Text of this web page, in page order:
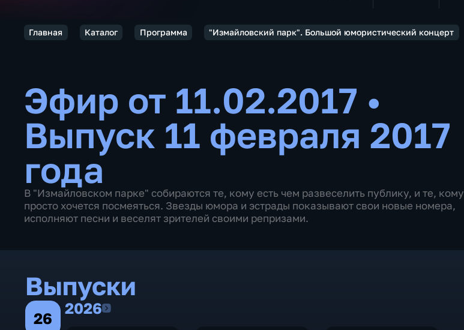
Главная Каталог Программа "Измайловский парк". Большой юмористический концерт
Эфир от 11.02.2017 •
Выпуск 11 февраля 2017
года
В "Измайловском парке" собираются те, кому есть чем развеселить публику, и те, кому
просто хочется посмеяться. Звезды юмора и эстрады показывают свои новые номера,
исполняют песни и веселят зрителей своими репризами.
Выпуски
26
20262026